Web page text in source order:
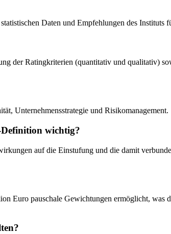
Daten und Empfehlungen des Instituts
der Ratingkriterien (quantitativ und qualitativ)
Unternehmensstrategie und Risikomanagement.
wichtig?
auf die Einstufung und die damit
Euro pauschale Gewichtungen ermöglicht, was